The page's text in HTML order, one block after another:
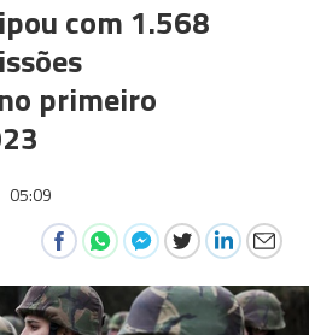
com 1.568
primeiro
05:09